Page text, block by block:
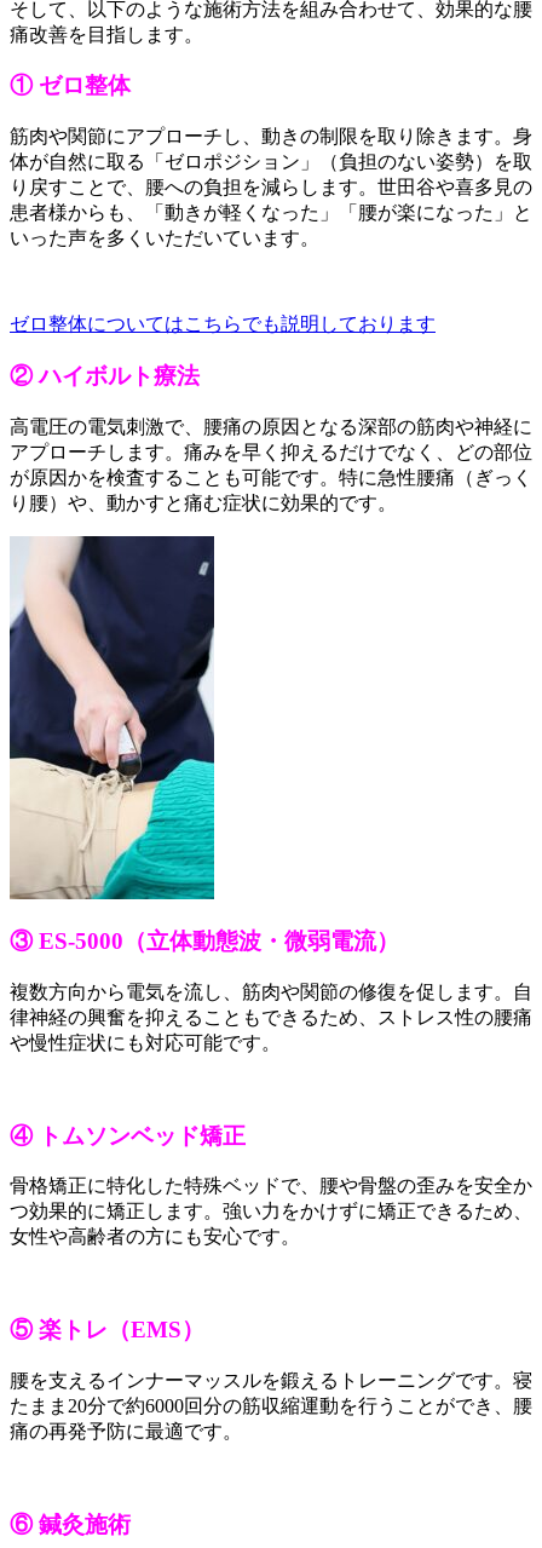
そして、以下のような施術方法を組み合わせて、効果的な腰
痛改善を目指します。
① ゼロ整体
筋肉や関節にアプローチし、動きの制限を取り除きます。身
体が自然に取る「ゼロポジション」（負担のない姿勢）を取
り戻すことで、腰への負担を減らします。世田谷や喜多見の
患者様からも、「動きが軽くなった」「腰が楽になった」と
いった声を多くいただいています。
ゼロ整体についてはこちらでも説明しております
② ハイボルト療法
高電圧の電気刺激で、腰痛の原因となる深部の筋肉や神経に
アプローチします。痛みを早く抑えるだけでなく、どの部位
が原因かを検査することも可能です。特に急性腰痛（ぎっく
り腰）や、動かすと痛む症状に効果的です。
③ ES-5000（立体動態波・微弱電流）
複数方向から電気を流し、筋肉や関節の修復を促します。自
律神経の興奮を抑えることもできるため、ストレス性の腰痛
や慢性症状にも対応可能です。
④ トムソンベッド矯正
骨格矯正に特化した特殊ベッドで、腰や骨盤の歪みを安全か
つ効果的に矯正します。強い力をかけずに矯正できるため、
女性や高齢者の方にも安心です。
⑤ 楽トレ（EMS）
腰を支えるインナーマッスルを鍛えるトレーニングです。寝
たまま20分で約6000回分の筋収縮運動を行うことができ、腰
痛の再発予防に最適です。
⑥ 鍼灸施術